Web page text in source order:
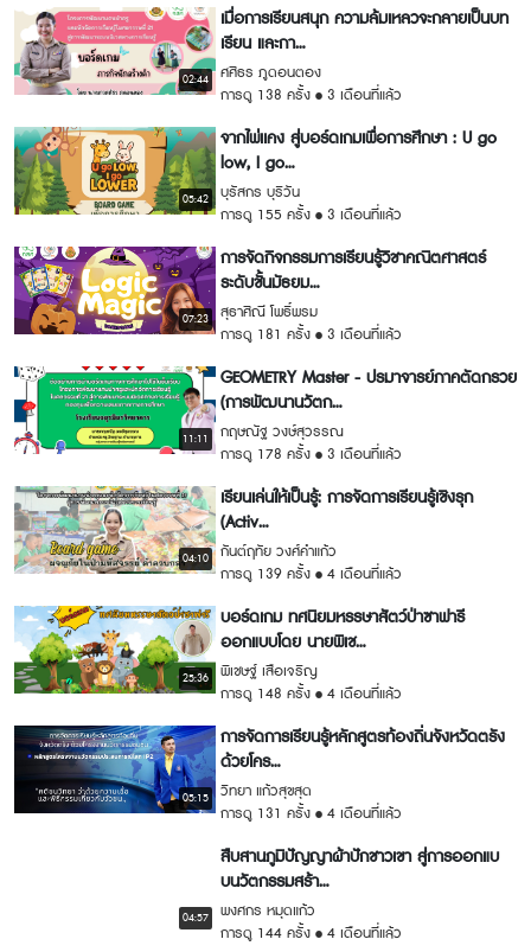
02:44
เมื่อการเรียนสนุก ความล้มเหลวจะกลายเป็นบท
เรียน และกา...
ศศิธร ภูดอนตอง
การดู 138 ครั้ง
3 เดือนที่แล้ว
05:42
จากไพ่เเคง สู่บอร์ดเกมเพื่อการศึกษา : U go
low, I go...
บุรัสกร บุริวัน
การดู 155 ครั้ง
3 เดือนที่แล้ว
07:23
การจัดกิจกรรมการเรียนรู้วิชาคณิตศาสตร์
ระดับชั้นมัธยม...
สุธาศิณี โพธิ์พรม
การดู 181 ครั้ง
3 เดือนที่แล้ว
11:11
GEOMETRY Master - ปรมาจารย์ภาคตัดกรวย
(การพัฒนานวัตก...
กฤษณัฐ วงษ์สุวรรณ
การดู 178 ครั้ง
3 เดือนที่แล้ว
04:10
เรียนเล่นให้เป็นรู้: การจัดการเรียนรู้เชิงรุก
(Activ...
กันต์ฤทัย วงศ์คำแก้ว
การดู 139 ครั้ง
4 เดือนที่แล้ว
25:36
บอร์ดเกม ทศนิยมหรรษาสัตว์ป่าซาฟารี
ออกแบบโดย นายพิเช...
พิเชษฐ์ เสือเจริญ
การดู 148 ครั้ง
4 เดือนที่แล้ว
05:15
การจัดการเรียนรู้หลักสูตรท้องถิ่นจังหวัดตรัง
ด้วยโคร...
วิทยา แก้วสุขสุด
การดู 131 ครั้ง
4 เดือนที่แล้ว
04:57
สืบสานภูมิปัญญาผ้าปักชาวเขา สู่การออกแบ
บนวัตกรรมสร้า...
พงศกร หมุดแก้ว
การดู 144 ครั้ง
4 เดือนที่แล้ว